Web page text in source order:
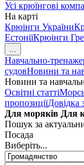
Усі крюїнгові
На карті
Крюінги України
ЕстоніїКрюінги
...
Навчально-
судовНовини та
Новини та
Освітні статті
пропозиціїДовідка
Для моряків Для
Пошук за
Посада
Виберіть...